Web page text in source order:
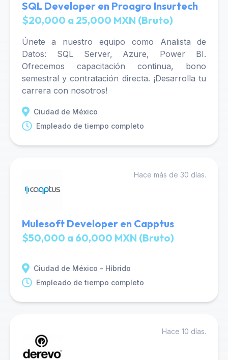
SQL Developer en Proagro Insurtech
$20,000 a 25,000 MXN (Bruto)
Únete a nuestro equipo como Analista de
Datos: SQL Server, Azure, Power BI.
Ofrecemos capacitación continua, bono
semestral y contratación directa. ¡Desarrolla tu
carrera con nosotros!
Ciudad de México
Empleado de tiempo completo
Hace más de 30 días.
Mulesoft Developer en Capptus
$50,000 a 60,000 MXN (Bruto)
Ciudad de México - Híbrido
Empleado de tiempo completo
Hace 10 días.